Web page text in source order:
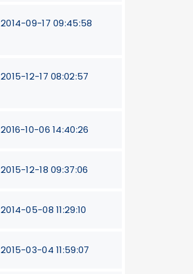
2014-09-17 09:45:58
2015-12-17 08:02:57
2016-10-06 14:40:26
2015-12-18 09:37:06
2014-05-08 11:29:10
2015-03-04 11:59:07